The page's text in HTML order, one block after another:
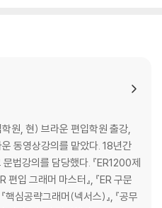
원, 현) 브라운 편입학원 출강,
동영상강의를 맡았다. 18년간
법강의를 담당했다. 『ER1200제
편입 그래머 마스터』, 『ER 구문
핵심공략그래머(넥서스)』, 『공무